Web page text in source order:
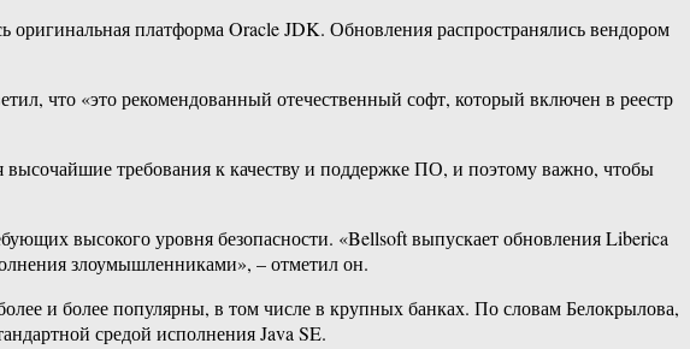
платформа Oracle JDK. Обновления распространялись вендором
что «это рекомендованный отечественный софт, который включен в реестр
требования к качеству и поддержке ПО, и поэтому важно, чтобы
высокого уровня безопасности. «Bellsoft выпускает обновления Liberica
злоумышленниками», – отметил он.
и более популярны, в том числе в крупных банках. По словам Белокрылова,
средой исполнения Java SE.